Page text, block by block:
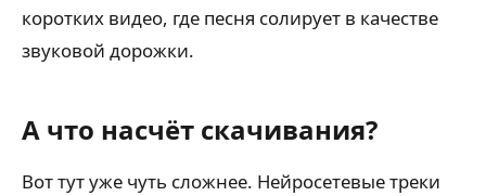
коротких видео, где песня солирует в качестве
звуковой дорожки.
А что насчёт скачивания?
Вот тут уже чуть сложнее. Нейросетевые треки